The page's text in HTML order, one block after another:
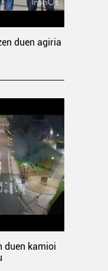
duen agiria
duen kamioi